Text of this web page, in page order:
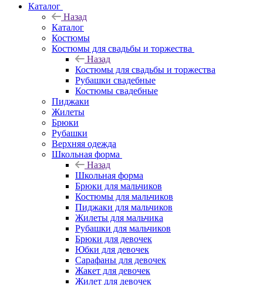
Каталог
Назад
Каталог
Костюмы
Костюмы для свадьбы и торжества
Назад
Костюмы для свадьбы и торжества
Рубашки свадебные
Костюмы свадебные
Пиджаки
Жилеты
Брюки
Рубашки
Верхняя одежда
Школьная форма
Назад
Школьная форма
Брюки для мальчиков
Костюмы для мальчиков
Пиджаки для мальчиков
Жилеты для мальчика
Рубашки для мальчиков
Брюки для девочек
Юбки для девочек
Сарафаны для девочек
Жакет для девочек
Жилет для девочек